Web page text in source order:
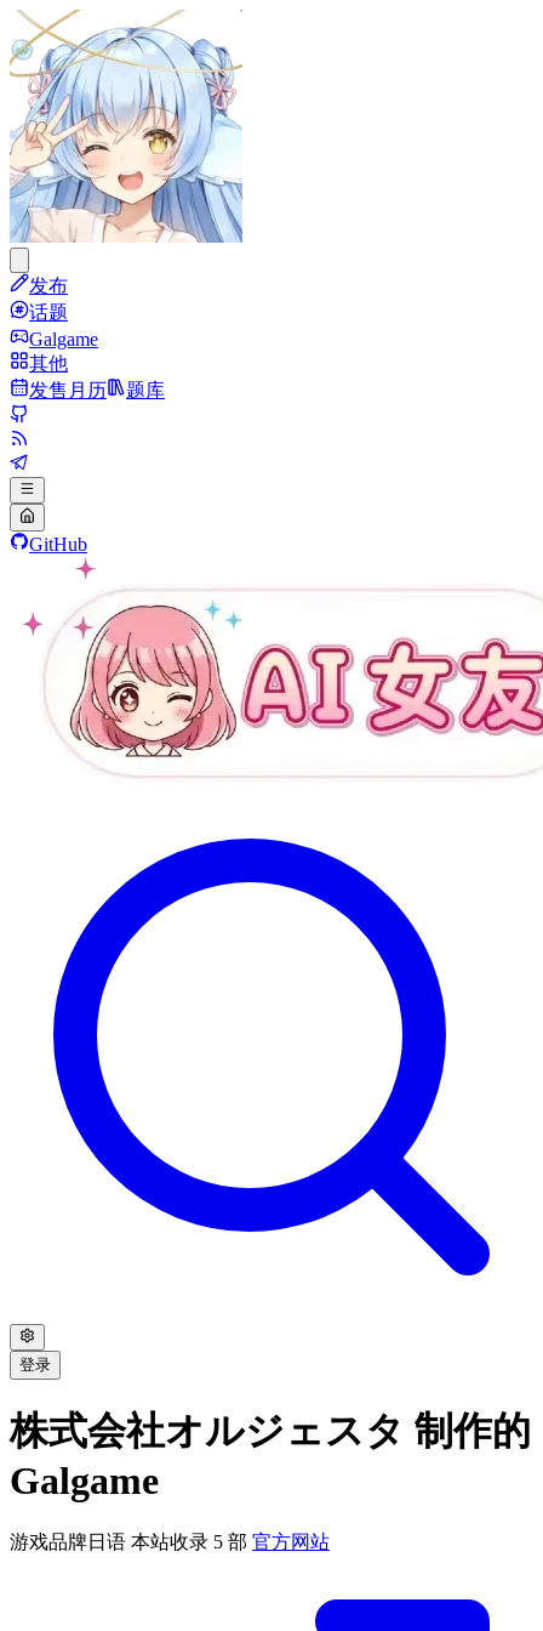
发布
话题
Galgame
其他
发售月历
题库
GitHub
登录
株式会社オルジェスタ 制作的
Galgame
游戏品牌日语 本站收录 5 部 官方网站